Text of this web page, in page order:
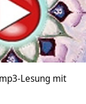
Lesung mit